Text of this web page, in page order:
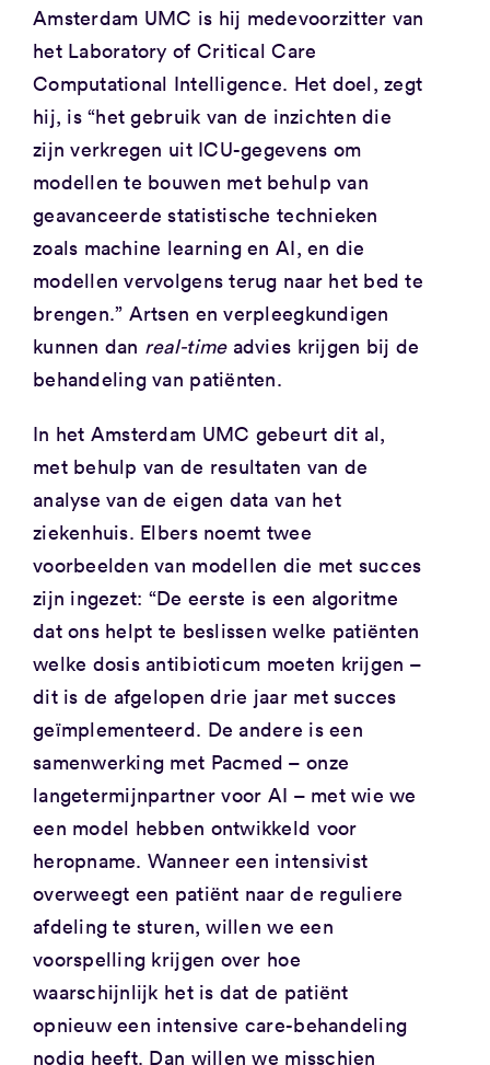
Amsterdam UMC is hij medevoorzitter van
het Laboratory of Critical Care
Computational Intelligence. Het doel, zegt
hij, is “het gebruik van de inzichten die
zijn verkregen uit ICU-gegevens om
modellen te bouwen met behulp van
geavanceerde statistische technieken
zoals machine learning en AI, en die
modellen vervolgens terug naar het bed te
brengen.” Artsen en verpleegkundigen
kunnen dan real-timeadvies krijgen bij de
behandeling van patiënten.
In het Amsterdam UMC gebeurt dit al,
met behulp van de resultaten van de
analyse van de eigen data van het
ziekenhuis. Elbers noemt twee
voorbeelden van modellen die met succes
zijn ingezet: “De eerste is een algoritme
dat ons helpt te beslissen welke patiënten
welke dosis antibioticum moeten krijgen –
dit is de afgelopen drie jaar met succes
geïmplementeerd. De andere is een
samenwerking met Pacmed – onze
langetermijnpartner voor AI – met wie we
een model hebben ontwikkeld voor
heropname. Wanneer een intensivist
overweegt een patiënt naar de reguliere
afdeling te sturen, willen we een
voorspelling krijgen over hoe
waarschijnlijk het is dat de patiënt
opnieuw een intensive care-behandeling
nodig heeft. Dan willen we misschien